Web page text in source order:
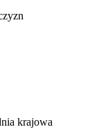
średnie
krajowa